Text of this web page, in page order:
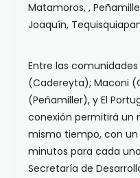
Matamoros, ,
Joaquín,
Entre las
(Cadereyta); Maconi
(Peñamiller), y El
conexión permitirá un
mismo tiempo, con
minutos para cada
Secretaría de